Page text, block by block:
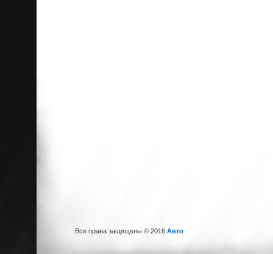
Все права защищены © 2016 Авто